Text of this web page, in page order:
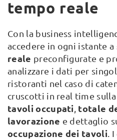
tempo reale
Con la business
accedere in ogni istante a
reale preconfigurate e
analizzare i dati per
ristoranti nel caso di
cruscotti in real time sulla
tavoli occupati, totale
lavorazione e dettaglio
occupazione dei tavoli.